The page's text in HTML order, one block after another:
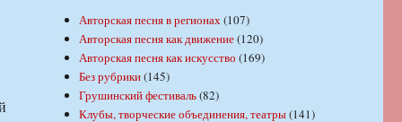
Авторская песня в регионах(107)
Авторская песня как движение(120)
Авторская песня как искусство (169)
Без рубрики(145)
Грушинский фестиваль(82)
Клубы, творческие объединения, театры(141)